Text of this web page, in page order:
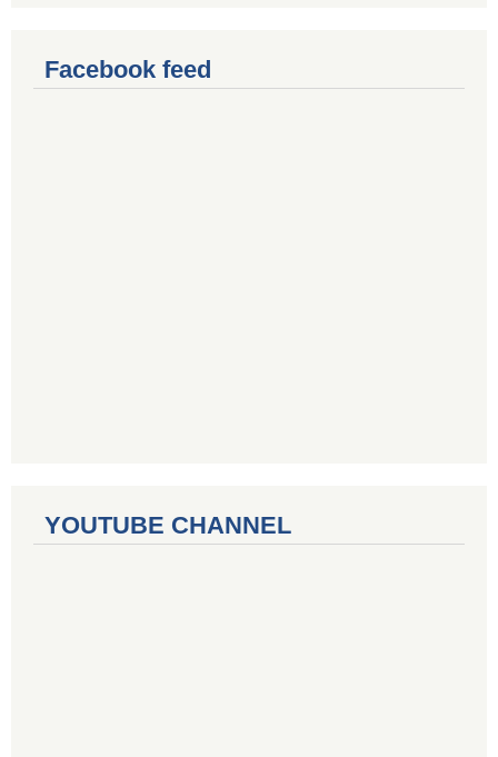
Facebook feed
YOUTUBE CHANNEL